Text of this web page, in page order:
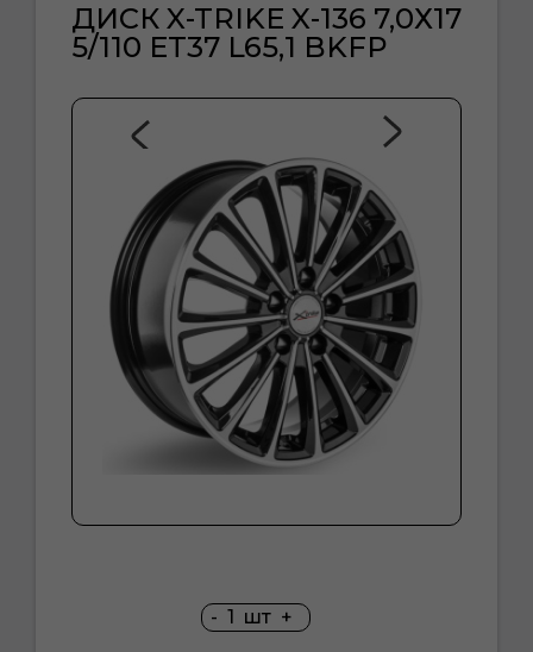
ДИСК X-TRIKE X-136 7,0Х17
5/110 ET37 L65,1 BKFP
- 1 шт +